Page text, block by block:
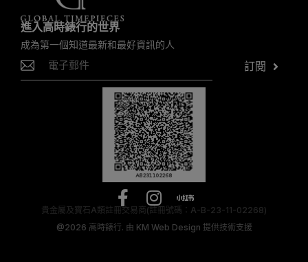
進入高時錶行的世界
成為第一個知道最新和最好資訊的人
訂閱
貴金屬及寶石A類註冊交易商(註冊號碼：A-B-23-11-02268)
@2026 高時錶行. 由 KM Web Design 提供技術支援